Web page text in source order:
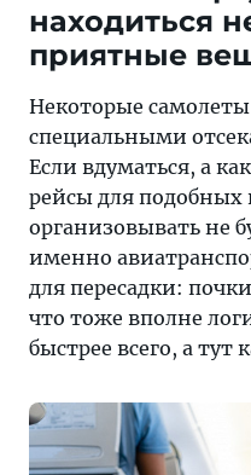
находиться
приятные
Некоторые
специальными
Если вдуматься, а
рейсы для подобных
организовывать не
именно
для пересадки:
что тоже вполне
быстрее всего, а тут